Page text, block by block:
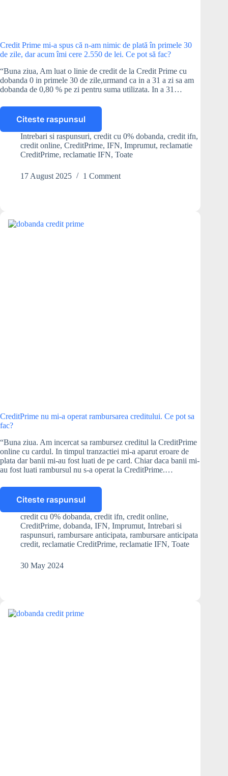
Credit Prime mi-a spus că n-am nimic de plată în primele 30
de zile, dar acum îmi cere 2.550 de lei. Ce pot să fac?
“Buna ziua, Am luat o linie de credit de la Credit Prime cu
dobanda 0 in primele 30 de zile,urmand ca in a 31 a zi sa am
dobanda de 0,80 % pe zi pentru suma utilizata. In a 31…
Citeste raspunsul
Credit
Prime
mi-
a
că
plată
Intrebari si raspunsuri, credit cu 0% dobanda, credit ifn,
credit online, CreditPrime, IFN, Imprumut, reclamatie
CreditPrime, reclamatie IFN, Toate
17 August 2025 1 Comment
CreditPrime nu mi-a operat rambursarea creditului. Ce pot sa
fac?
“Buna ziua. Am incercat sa rambursez creditul la CreditPrime
online cu cardul. In timpul tranzactiei mi-a aparut eroare de
plata dar banii mi-au fost luati de pe card. Chiar daca banii mi-
au fost luati rambursul nu s-a operat la CreditPrime.…
Citeste raspunsul
CreditPrime
nu
mi-
a
operat
creditului.
credit cu 0% dobanda, credit ifn, credit online,
CreditPrime, dobanda, IFN, Imprumut, Intrebari si
raspunsuri, rambursare anticipata, rambursare anticipata
credit, reclamatie CreditPrime, reclamatie IFN, Toate
30 May 2024